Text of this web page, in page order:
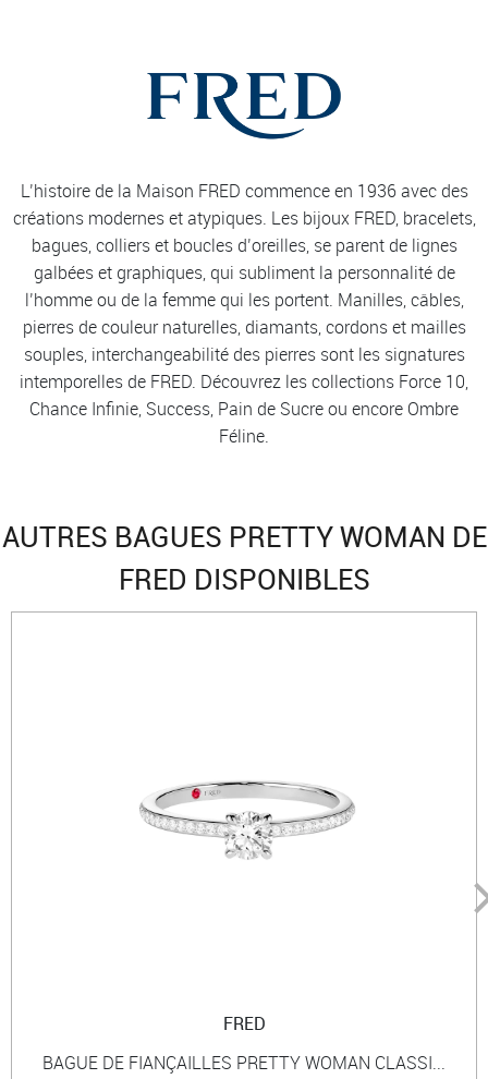
L’histoire de la Maison FRED commence en 1936 avec des
créations modernes et atypiques. Les bijoux FRED, bracelets,
bagues, colliers et boucles d’oreilles, se parent de lignes
galbées et graphiques, qui subliment la personnalité de
l’homme ou de la femme qui les portent. Manilles, câbles,
pierres de couleur naturelles, diamants, cordons et mailles
souples, interchangeabilité des pierres sont les signatures
intemporelles de FRED. Découvrez les collections Force 10,
Chance Infinie, Success, Pain de Sucre ou encore Ombre
Féline.
AUTRES BAGUES PRETTY WOMAN DE
FRED DISPONIBLES
FRED
BAGUE DE FIANÇAILLES PRETTY WOMAN CLASSI...